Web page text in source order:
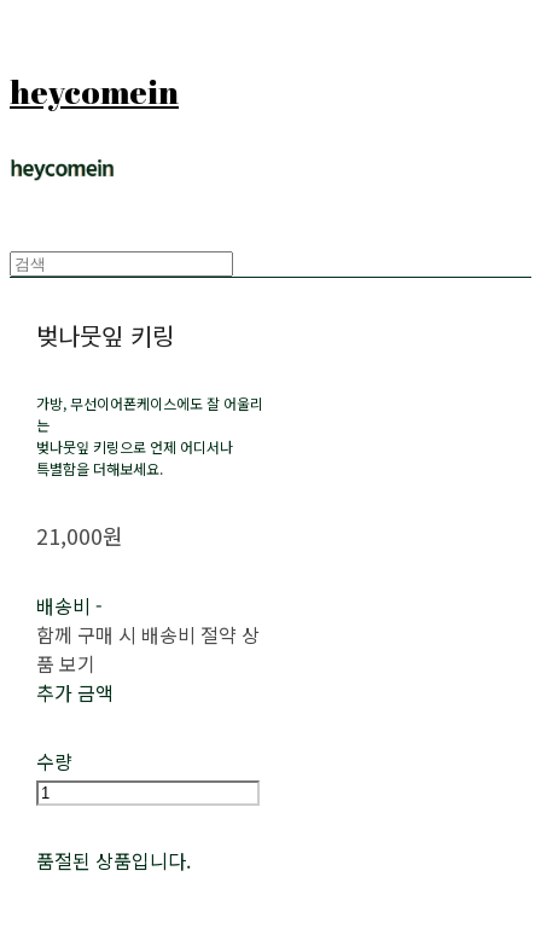
heycomein
벚나뭇잎 키링
가방, 무선이어폰케이스에도 잘 어울리
는
벚나뭇잎 키링으로 언제 어디서나
특별함을 더해보세요.
21,000원
배송비 -
함께 구매 시 배송비 절약 상
품 보기
추가 금액
수량
품절된 상품입니다.